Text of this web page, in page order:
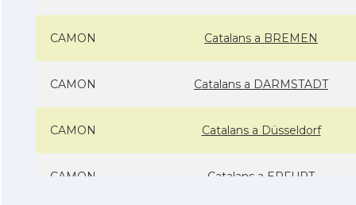
CAMON Catalans a BREMEN
CAMON Catalans a DARMSTADT
CAMON Catalans a Düsseldorf
CAMON Catalans a ERFURT